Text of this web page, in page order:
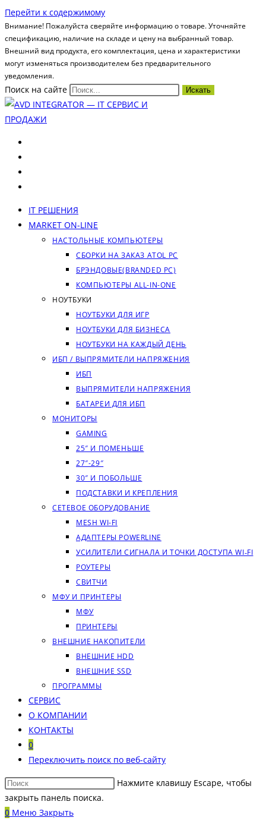
Перейти к содержимому
Внимание! Пожалуйста сверяйте информацию о товаре. Уточняйте
спецификацию, наличие на складе и цену на выбранный товар.
Внешний вид продукта, его комплектация, цена и характеристики
могут изменяться производителем без предварительного
уведомления.
Поиск на сайте Искать
IT РЕШЕНИЯ
MARKET ON-LINE
НАСТОЛЬНЫЕ КОМПЬЮТЕРЫ
СБОРКИ НА ЗАКАЗ ATOL PC
БРЭНДОВЫЕ(BRANDED PC)
КОМПЬЮТЕРЫ ALL-IN-ONE
НОУТБУКИ
НОУТБУКИ ДЛЯ ИГР
НОУТБУКИ ДЛЯ БИЗНЕСА
НОУТБУКИ НА КАЖДЫЙ ДЕНЬ
ИБП / ВЫПРЯМИТЕЛИ НАПРЯЖЕНИЯ
ИБП
ВЫПРЯМИТЕЛИ НАПРЯЖЕНИЯ
БАТАРЕИ ДЛЯ ИБП
МОНИТОРЫ
GAMING
25″ И ПОМЕНЬШЕ
27″-29″
30″ И ПОБОЛЬШЕ
ПОДСТАВКИ И КРЕПЛЕНИЯ
СЕТЕВОЕ ОБОРУДОВАНИЕ
MESH WI-FI
АДАПТЕРЫ POWERLINE
УСИЛИТЕЛИ СИГНАЛА И ТОЧКИ ДОСТУПА WI‑FI
РОУТЕРЫ
СВИТЧИ
МФУ И ПРИНТЕРЫ
МФУ
ПРИНТЕРЫ
ВНЕШНИЕ НАКОПИТЕЛИ
ВНЕШНИЕ HDD
ВНЕШНИЕ SSD
ПРОГРАММЫ
СЕРВИС
О КОМПАНИИ
КОНТАКТЫ
0
Переключить поиск по веб-сайту
Нажмите клавишу Escape, чтобы
закрыть панель поиска.
0 Меню Закрыть